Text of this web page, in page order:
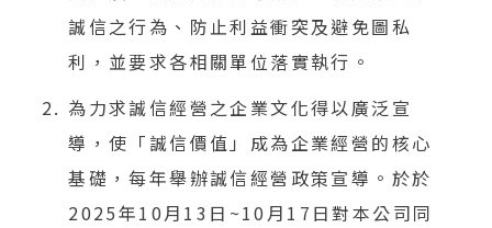
誠信之行為、防止利益衝突及避免圖私
利，並要求各相關單位落實執行。
為力求誠信經營之企業文化得以廣泛宣
導，使「誠信價值」成為企業經營的核心
基礎，每年舉辦誠信經營政策宣導。於於
2025年10月13日~10月17日對本公司同